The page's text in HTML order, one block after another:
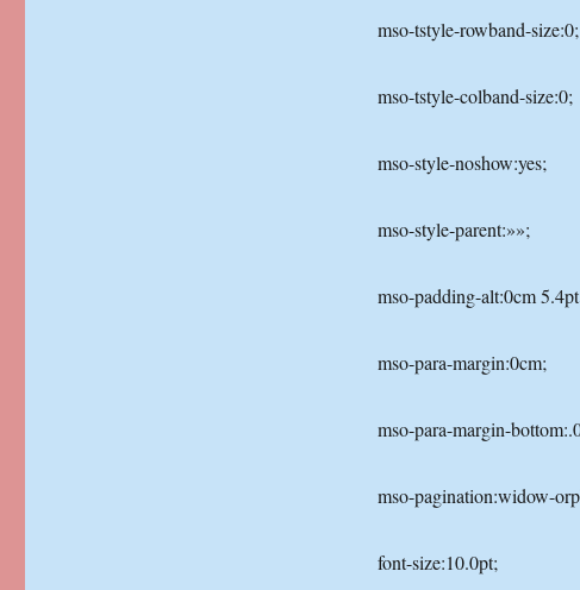
mso-tstyle-rowband-size:0;
mso-tstyle-colband-size:0;
mso-style-noshow:yes;
mso-style-parent:»»;
mso-padding-alt:0cm
mso-para-margin:0cm;
mso-para-margin-
mso-pagination:widow-
font-size:10.0pt;